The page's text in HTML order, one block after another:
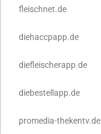
fleischnet.de
diehaccpapp.de
diefleischerapp.de
diebestellapp.de
promedia-thekentv.de